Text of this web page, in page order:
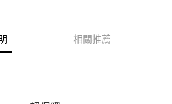
相關推薦